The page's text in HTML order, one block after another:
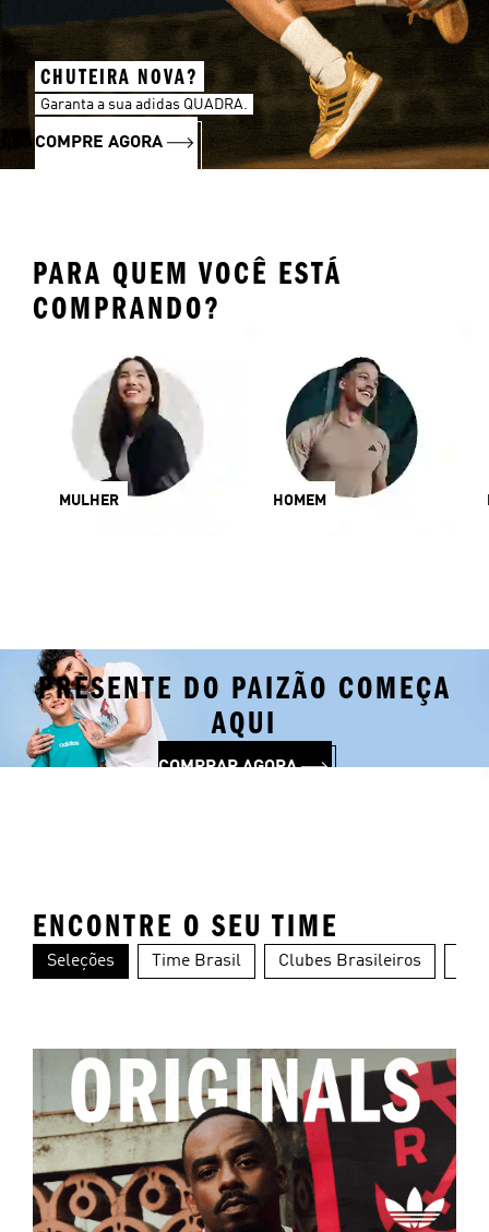
CHUTEIRA NOVA?
Garanta a sua adidas QUADRA.
COMPRE AGORA
PARA QUEM VOCÊ ESTÁ
COMPRANDO?
MULHER HOMEM
PRESENTE DO PAIZÃO COMEÇA
AQUI
COMPRAR AGORA
ENCONTRE O SEU TIME
Seleções Time Brasil Clubes Brasileiros
Alemanha Argentina